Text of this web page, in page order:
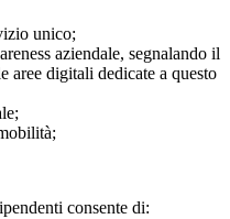
unico;
aziendale, segnalando il
aree digitali dedicate a questo
consente di: